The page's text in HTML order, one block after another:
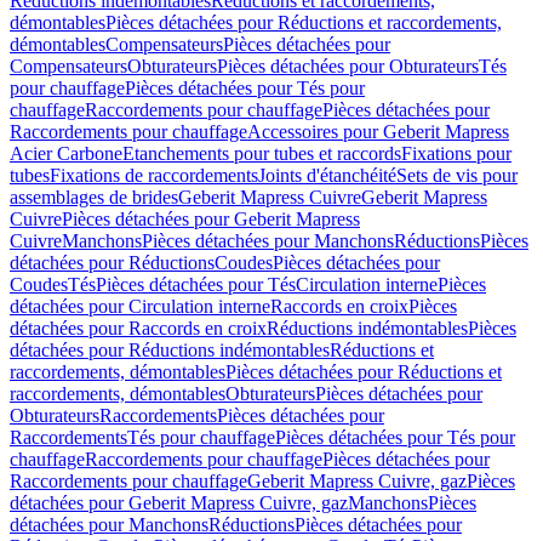
démontablesPièces détachées pour Réductions et raccordements,
démontablesCompensateursPièces détachées pour
CompensateursObturateursPièces détachées pour ObturateursTés
pour chauffagePièces détachées pour Tés pour
chauffageRaccordements pour chauffagePièces détachées pour
Raccordements pour chauffageAccessoires pour Geberit Mapress
Acier CarboneEtanchements pour tubes et raccordsFixations pour
tubesFixations de raccordementsJoints d'étanchéitéSets de vis pour
assemblages de bridesGeberit Mapress CuivreGeberit Mapress
CuivrePièces détachées pour Geberit Mapress
CuivreManchonsPièces détachées pour ManchonsRéductionsPièces
détachées pour RéductionsCoudesPièces détachées pour
CoudesTésPièces détachées pour TésCirculation internePièces
détachées pour Circulation interneRaccords en croixPièces
détachées pour Raccords en croixRéductions indémontablesPièces
détachées pour Réductions indémontablesRéductions et
raccordements, démontablesPièces détachées pour Réductions et
raccordements, démontablesObturateursPièces détachées pour
ObturateursRaccordementsPièces détachées pour
RaccordementsTés pour chauffagePièces détachées pour Tés pour
chauffageRaccordements pour chauffagePièces détachées pour
Raccordements pour chauffageGeberit Mapress Cuivre, gazPièces
détachées pour Geberit Mapress Cuivre, gazManchonsPièces
détachées pour ManchonsRéductionsPièces détachées pour